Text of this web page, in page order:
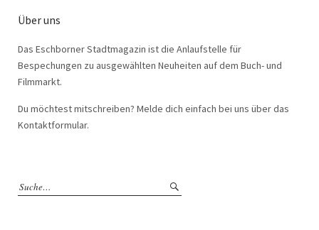
Über uns
Das Eschborner Stadtmagazin ist die Anlaufstelle für
Bespechungen zu ausgewählten Neuheiten auf dem Buch- und
Filmmarkt.
Du möchtest mitschreiben? Melde dich einfach bei uns über das
Kontaktformular.